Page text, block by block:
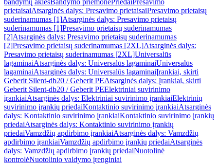
bandymų aklėsBandymo priemonėPriedaiPresavimo
prietaisaiAtsarginės dalys: Presavimo prietaisaiPresavimo prietaisų
suderinamumas [1]Atsarginės dalys: Presavimo prietaisų
suderinamumas [1]Presavimo prietaisų suderinamumas
[2]Atsarginės dalys: Presavimo prietaisų suderinamumas
[2]Presavimo prietaisų suderinamumas [2XL]Atsarginės dalys:
Presavimo prietaisų suderinamumas [2XL]Universalūs
lagaminaiAtsarginės dalys: Universalūs lagaminaiUniversalūs
lagaminaiAtsarginės dalys: Universalūs lagaminaiĮrankiai, skirti
Geberit Silent-db20 / Geberit PEAtsarginės dalys: Įrankiai, skirti
Geberit Silent-db20 / Geberit PEElektriniai suvirinimo
įrankiaiAtsarginės dalys: Elektriniai suvirinimo įrankiaiElektrinių
suvirinimo įrankių priedaiKontaktinio suvirinimo įrankiaiAtsarginės
dalys: Kontaktinio suvirinimo įrankiaiKontaktinio suvirinimo įrankių
priedaiAtsarginės dalys: Kontaktinio suvirinimo įrankių
priedaiVamzdžių apdirbimo įrankiaiAtsarginės dalys: Vamzdžių
apdirbimo įrankiaiVamzdžių apdirbimo įrankių priedaiAtsarginės
dalys: Vamzdžių apdirbimo įrankių priedaiNuotolinė
kontrolėNuotolinio valdymo įrenginiai